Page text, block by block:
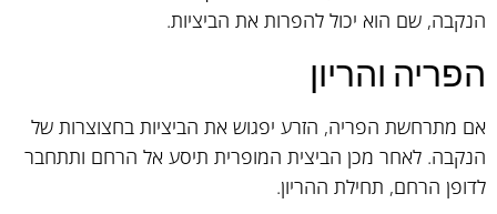
הנקבה, שם הוא יכול להפרות את הביציות.
הפריה והריון
אם מתרחשת הפריה, הזרע יפגוש את הביציות בחצוצרות של
הנקבה. לאחר מכן הביצית המופרית תיסע אל הרחם ותתחבר
לדופן הרחם, תחילת ההריון.